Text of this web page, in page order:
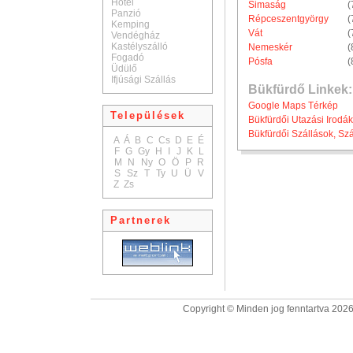
Hotel
Panzió
Kemping
Vendégház
Kastélyszálló
Fogadó
Üdülő
Ifjúsági Szállás
Települések
A Á B C Cs D E É
F G Gy H J K
L
M
N Ny O Ö P
R
S
Sz T Ty U Ü
V
Z Zs
Partnerek
Simaság
Répceszentgyörgy
Vát
Nemeskér
Pósfa
Bükfürdő Linkek:
Google Maps Térkép
Bükfürdői Utazási Irodák
Bükfürdői Szállások,
Copyright © Minden jog fenntartva